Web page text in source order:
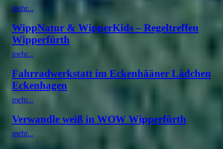
mehr...
WippNatur & WipperKids – Regeltreffen
Wipperfürth
mehr...
Fahrradwerkstatt im Eckenhääner Lädchen
Eckenhagen
mehr...
Verwandle weiß in WOW Wipperfürth
mehr...